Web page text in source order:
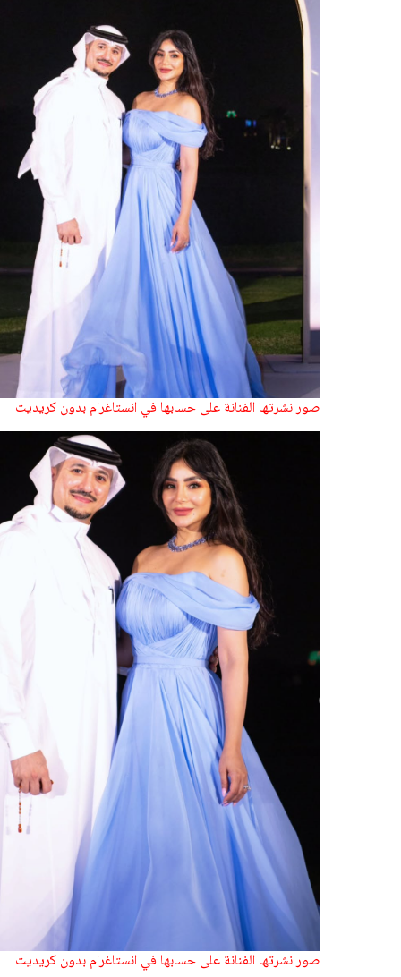
صور نشرتها الفنانة على حسابها في انستاغرام بدون كريديت
صور نشرتها الفنانة على حسابها في انستاغرام بدون كريديت